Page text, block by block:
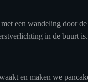
een wandeling door
in de buurt is.
en maken we